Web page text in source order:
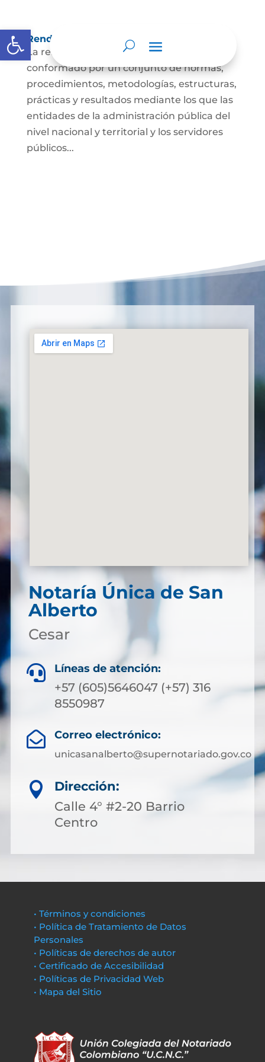
Abrir barra de herramientas
Rendición de cuentas
La rendición de cuentas es el proceso
conformado por un conjunto de normas,
procedimientos, metodologías, estructuras,
prácticas y resultados mediante los que las
entidades de la administración pública del
nivel nacional y territorial y los servidores
públicos...
Notaría Única de San
Alberto
Cesar
 Líneas de atención:
+57 (605)5646047 (+57) 316
8550987
 Correo electrónico:
unicasanalberto@supernotariado.gov.co

Dirección:
Calle 4° #2-20 Barrio
Centro
• Términos y condiciones
• Política de Tratamiento de Datos
Personales
• Políticas de derechos de autor
• Certificado de Accesibilidad
• Políticas de Privacidad Web
• Mapa del Sitio